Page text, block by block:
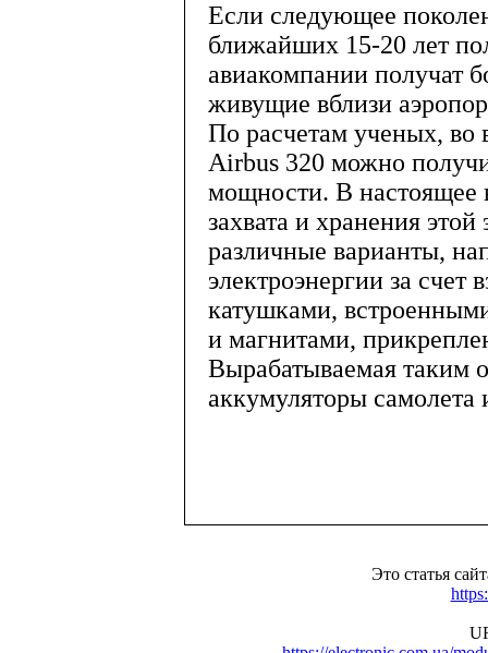
Если следующее
ближайших 15-20 лет
авиакомпании получат
живущие вблизи
По расчетам ученых, во
Airbus 320 можно
мощности. В настоящее
захвата и хранения
различные варианты,
электроэнергии за
катушками,
и магнитами,
Вырабатываемая таким
аккумуляторы самолета
Это статья